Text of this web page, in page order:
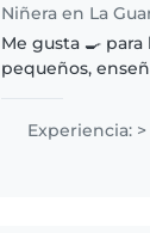
Me gusta 🍳
pequeños,
estudio, doblar
Experiencia: